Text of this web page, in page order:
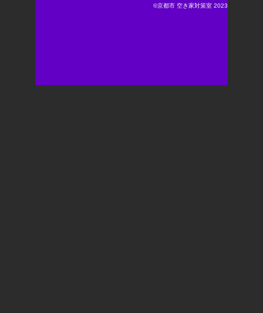
©京都市 空き家対策室 2023